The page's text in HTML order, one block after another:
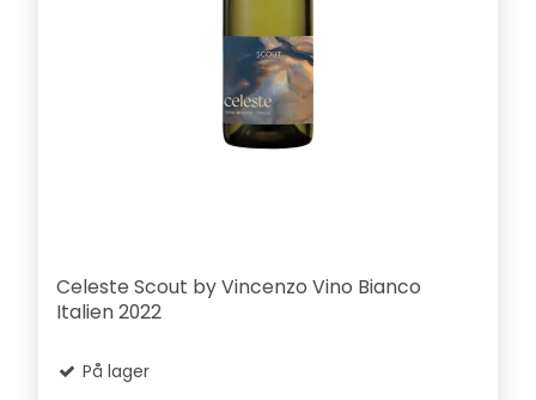
Celeste Scout by Vincenzo Vino Bianco
Italien 2022
På lager